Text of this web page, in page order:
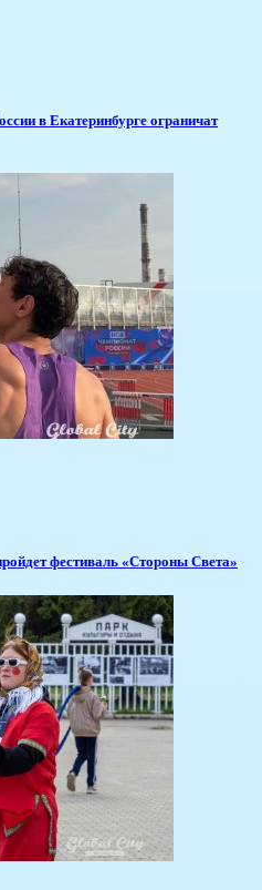
в Екатеринбурге ограничат
фестиваль «Стороны Света»